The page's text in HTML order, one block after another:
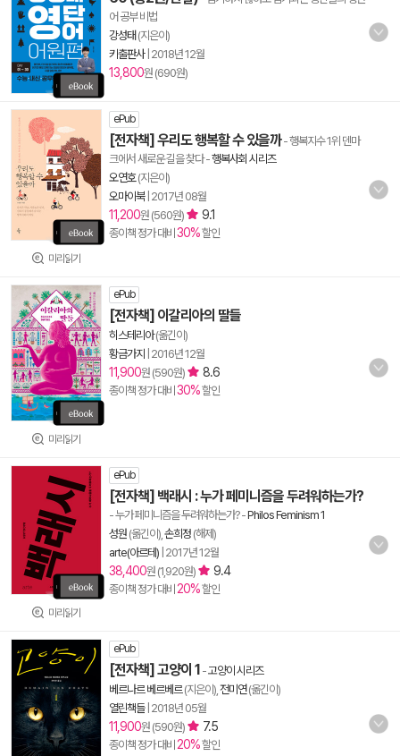
어 공부 비법
강성태 (지은이)
키출판사| 2018년 12월
13,800원 (690원)
미리읽기
ePub
[전자책] 우리도 행복할 수 있을까- 행복지수 1위 덴마
크에서 새로운 길을 찾다-행복사회 시리즈
오연호(지은이)
오마이북| 2017년 08월
11,200원 (560원) 9.1
종이책 정가 대비 30%할인
미리읽기
ePub
[전자책] 이갈리아의 딸들
히스테리아(옮긴이)
황금가지
2016년 12월
11,900원 (590원) 8.6
종이책 정가 대비 30%할인
미리읽기
ePub
[전자책] 백래시 : 누가 페미니즘을 두려워하는가?
- 누가 페미니즘을 두려워하는가?-Philos Feminism 1
성원 (옮긴이), 손희정 (해제)
arte(아르테) 2017년 12월
38,400원 (1,920원) 9.4
종이책 정가 대비 20%할인
ePub
[전자책] 고양이 1 -고양이 시리즈
베르나르 베르베르(지은이), 전미연(옮긴이)
열린책들| 2018년 05월
11,900원 (590원) 7.5
종이책 정가 대비 20%할인